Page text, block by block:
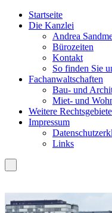
Startseite
Die Kanzlei
Andrea
Bürozeiten
Kontakt
So finden Sie
Fachanwaltschaften
Bau- und
Miet- und
Weitere Rechtsgebiete
Impressum
Links